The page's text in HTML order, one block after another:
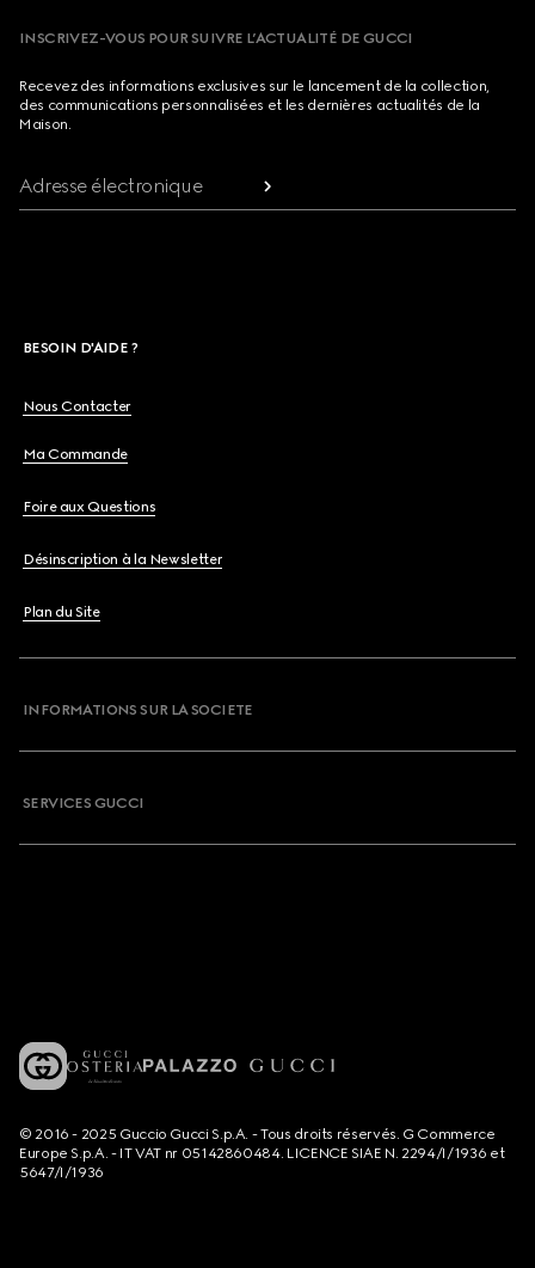
INSCRIVEZ-VOUS POUR SUIVRE L’ACTUALITÉ DE GUCCI
Recevez des informations exclusives sur le lancement de la collection,
des communications personnalisées et les dernières actualités de la
Maison.
Adresse électronique
BESOIN D'AIDE ?
Nous Contacter
Ma Commande
Foire aux Questions
Désinscription à la Newsletter
Plan du Site
INFORMATIONS SUR LA SOCIETE
SERVICES GUCCI
© 2016 - 2025 Guccio Gucci S.p.A. - Tous droits réservés. G Commerce
Europe S.p.A. - IT VAT nr 05142860484. LICENCE SIAE N. 2294/I/1936 et
5647/I/1936